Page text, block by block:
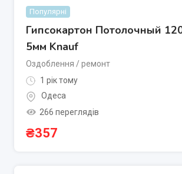
Популярні
Гипсокартон Потолочный
5мм Knauf
Оздоблення / ремонт
1 рік тому
Одеса
266 переглядів
₴357